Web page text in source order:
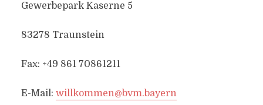
Gewerbepark Kaserne 5
83278 Traunstein
Fax: +49 861 70861211
E-Mail: willkommen@bvm.bayern